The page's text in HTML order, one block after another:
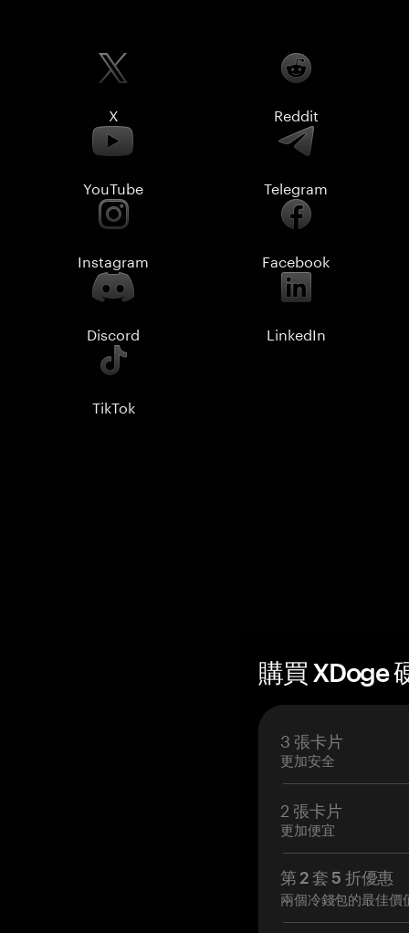
X Reddit
YouTube Telegram
Instagram Facebook
Discord LinkedIn
TikTok
購買 XDoge
3 張卡片
更加安全
2 張卡片
更加便宜
第 2 套 5 折優惠
兩個冷錢包的最佳價